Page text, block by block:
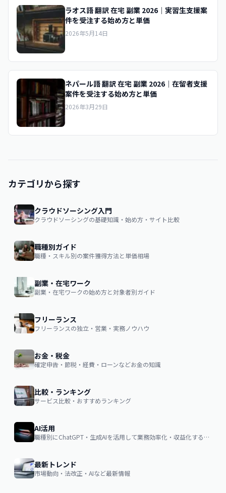
ラオス語 翻訳 在宅 副業 2026｜実習生支援案
件を受注する始め方と単価
2026年5月14日
ネパール語 翻訳 在宅 副業 2026｜在留者支援
案件を受注する始め方と単価
2026年3月29日
カテゴリから探す
クラウドソーシング入門
クラウドソーシングの基礎知識・始め方・サイト比較
職種別ガイド
職種・スキル別の案件獲得方法と単価相場
副業・在宅ワーク
副業・在宅ワークの始め方と対象者別ガイド
フリーランス
フリーランスの独立・営業・実務ノウハウ
お金・税金
確定申告・節税・経費・ローンなどお金の知識
比較・ランキング
サービス比較・おすすめランキング
AI活用
職種別にChatGPT・生成AIを活用して業務効率化・収益化するノウハウ
最新トレンド
市場動向・法改正・AIなど最新情報